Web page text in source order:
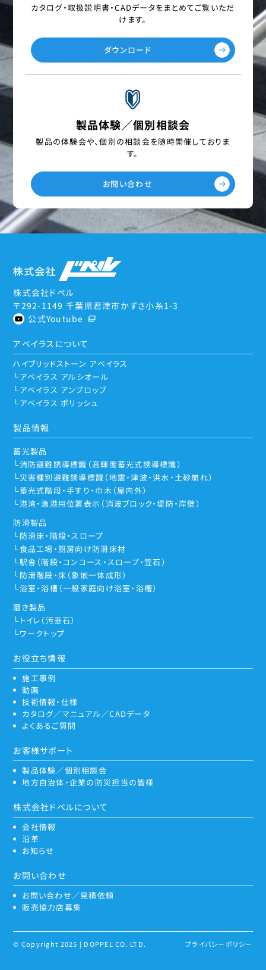
カタログ・取扱説明書・CADデータをまとめてご覧いただ
けます。
ダウンロード
製品体験／個別相談会
製品の体験会や、個別の相談会を随時開催しておりま
す。
お問い合わせ
株式会社ドペル
〒292-1149 千葉県君津市かずさ小糸1-3
公式Youtube
アベイラスについて
ハイブリッドストーン アベイラス
アベイラス アルシオール
アベイラス アンプロップ
アベイラス ポリッシュ
製品情報
蓄光製品
消防避難誘導標識（高輝度蓄光式誘導標識）
災害種別避難誘導標識（地震・津波・洪水・土砂崩れ）
蓄光式階段・手すり・巾木（屋内外）
港湾・漁港用位置表示（消波ブロック・堤防・岸壁）
防滑製品
防滑床・階段・スロープ
食品工場・厨房向け防滑床材
駅舎（階段・コンコース・スロープ・笠石）
防滑階段・床（象嵌一体成形）
浴室・浴槽（一般家庭向け浴室・浴槽）
磨き製品
トイレ（汚垂石）
ワークトップ
お役立ち情報
施工事例
動画
技術情報・仕様
カタログ／マニュアル／CADデータ
よくあるご質問
お客様サポート
製品体験／個別相談会
地方自治体・企業の防災担当の皆様
株式会社ドペルについて
会社情報
沿革
お知らせ
お問い合わせ
お問い合わせ／見積依頼
販売協力店募集
© Copyright 2025 | DOPPEL CO. LTD. プライバシーポリシー